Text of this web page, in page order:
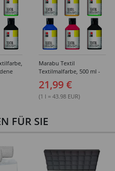
Marabu Textil
Textilmalfarbe, 500 ml -
Verschiedene Farbtöne
21,99 €
(1 l = 43.98 EUR)
FÜR SIE